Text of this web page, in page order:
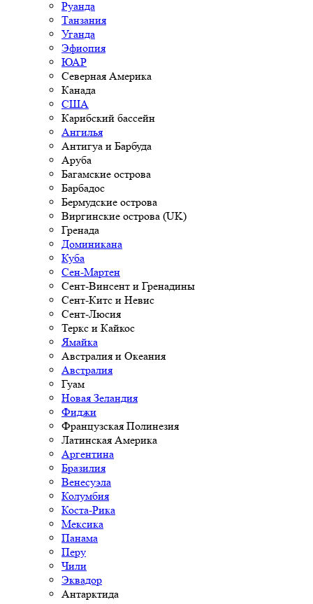
Руанда
Танзания
Уганда
Эфиопия
ЮАР
Северная Америка
Канада
США
Карибский бассейн
Ангилья
Антигуа и Барбуда
Аруба
Багамские острова
Барбадос
Бермудские острова
Виргинские острова (UK)
Гренада
Доминикана
Куба
Сен-Мартен
Сент-Винсент и Гренадины
Сент-Китс и Невис
Сент-Люсия
Теркс и Кайкос
Ямайка
Австралия и Океания
Австралия
Гуам
Новая Зеландия
Фиджи
Французская Полинезия
Латинская Америка
Аргентина
Бразилия
Венесуэла
Колумбия
Коста-Рика
Мексика
Панама
Перу
Чили
Эквадор
Антарктида